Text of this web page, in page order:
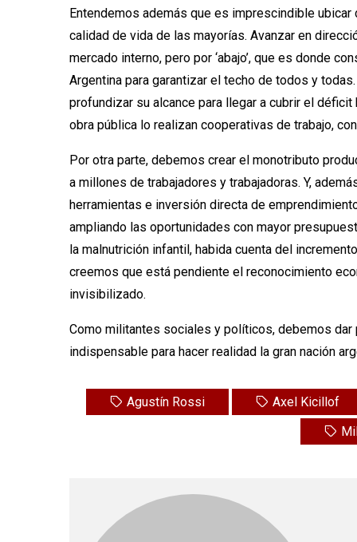
Entendemos además que es imprescindible
calidad de vida de las mayorías. Avanzar en
mercado interno, pero por ‘abajo’, que es donde
Argentina para garantizar el techo de todos y
profundizar su alcance para llegar a cubrir el
obra pública lo realizan cooperativas de trabajo,
Por otra parte, debemos crear el monotributo
a millones de trabajadores y trabajadoras. Y,
herramientas e inversión directa de
ampliando las oportunidades con mayor
la malnutrición infantil, habida cuenta del
creemos que está pendiente el reconocimiento
invisibilizado.
Como militantes sociales y políticos, debemos dar
indispensable para hacer realidad la gran nación
Agustín Rossi Axel Kicillof